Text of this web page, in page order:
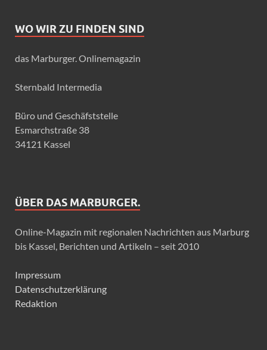
WO WIR ZU FINDEN SIND
das Marburger. Onlinemagazin
Sternbald Intermedia
Büro und Geschäfststelle
Esmarchstraße 38
34121 Kassel
ÜBER DAS MARBURGER.
Online-Magazin mit regionalen Nachrichten aus Marburg
bis Kassel, Berichten und Artikeln – seit 2010
Impressum
Datenschutzerklärung
Redaktion